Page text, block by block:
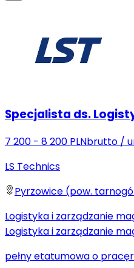
Specjalista ds.
7 200 - 8 200 PLNbrutto /
LS Technics
Pyrzowice (pow.
Logistyka i zarządzanie
Logistyka i zarządzanie
pełny etatumowa o pracę